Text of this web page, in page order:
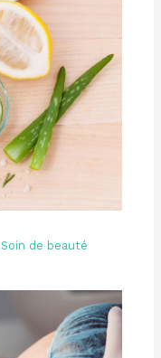
Soin de beauté